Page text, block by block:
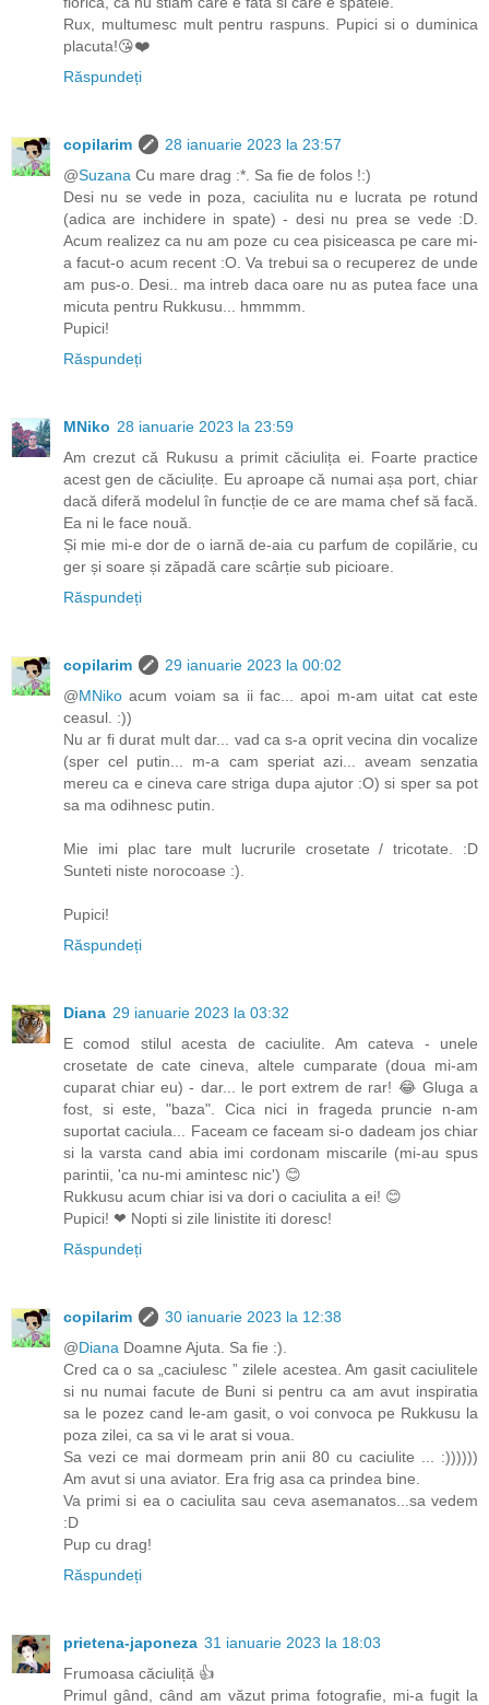
Rux, multumesc mult pentru raspuns. Pupici si o duminica
placuta!😘❤️
Răspundeți
copilarim
28 ianuarie 2023 la 23:57
@Suzana Cu mare drag :*. Sa fie de folos !:)
Desi nu se vede in poza, caciulita nu e lucrata pe rotund
(adica are inchidere in spate) - desi nu prea se vede :D.
Acum realizez ca nu am poze cu cea pisiceasca pe care mi-
a facut-o acum recent :O. Va trebui sa o recuperez de unde
am pus-o. Desi.. ma intreb daca oare nu as putea face una
micuta pentru Rukkusu... hmmmm.
Pupici!
Răspundeți
MNiko 28 ianuarie 2023 la 23:59
Am crezut că Rukusu a primit căciulița ei. Foarte practice
acest gen de căciulițe. Eu aproape că numai așa port, chiar
dacă diferă modelul în funcție de ce are mama chef să facă.
Ea ni le face nouă.
Și mie mi-e dor de o iarnă de-aia cu parfum de copilărie, cu
ger și soare și zăpadă care scârție sub picioare.
Răspundeți
copilarim
29 ianuarie 2023 la 00:02
@MNiko acum voiam sa ii fac... apoi m-am uitat cat este
ceasul. :))
Nu ar fi durat mult dar... vad ca s-a oprit vecina din vocalize
(sper cel putin... m-a cam speriat azi... aveam senzatia
mereu ca e cineva care striga dupa ajutor :O) si sper sa pot
sa ma odihnesc putin.
Mie imi plac tare mult lucrurile crosetate / tricotate. :D
Sunteti niste norocoase :).
Pupici!
Răspundeți
Diana 29 ianuarie 2023 la 03:32
E comod stilul acesta de caciulite. Am cateva - unele
crosetate de cate cineva, altele cumparate (doua mi-am
cuparat chiar eu) - dar... le port extrem de rar! 😂 Gluga a
fost, si este, "baza". Cica nici in frageda pruncie n-am
suportat caciula... Faceam ce faceam si-o dadeam jos chiar
si la varsta cand abia imi cordonam miscarile (mi-au spus
parintii, 'ca nu-mi amintesc nic') 😊
Rukkusu acum chiar isi va dori o caciulita a ei! 😊
Pupici! ❤ Nopti si zile linistite iti doresc!
Răspundeți
copilarim
30 ianuarie 2023 la 12:38
@Diana Doamne Ajuta. Sa fie :).
Cred ca o sa „caciulesc ” zilele acestea. Am gasit caciulitele
si nu numai facute de Buni si pentru ca am avut inspiratia
sa le pozez cand le-am gasit, o voi convoca pe Rukkusu la
poza zilei, ca sa vi le arat si voua.
Sa vezi ce mai dormeam prin anii 80 cu caciulite ... :))))))
Am avut si una aviator. Era frig asa ca prindea bine.
Va primi si ea o caciulita sau ceva asemanatos...sa vedem
:D
Pup cu drag!
Răspundeți
prietena-japoneza 31 ianuarie 2023 la 18:03
Frumoasa căciuliță 👍
Primul gând, când am văzut prima fotografie, mi-a fugit la